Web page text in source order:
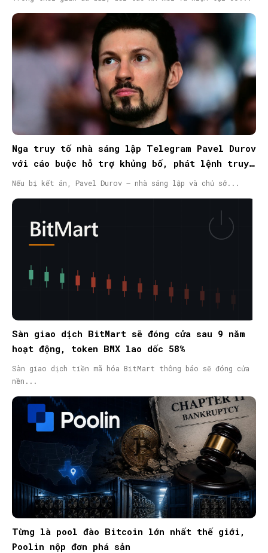
Nga truy tố nhà sáng lập Telegram Pavel Durov
với cáo buộc hỗ trợ khủng bố, phát lệnh truy
nã quốc tế
Nếu bị kết án, Pavel Durov – nhà sáng lập và chủ sở...
Sàn giao dịch BitMart sẽ đóng cửa sau 9 năm
hoạt động, token BMX lao dốc 58%
Sàn giao dịch tiền mã hóa BitMart thông báo sẽ đóng cửa
nền...
Từng là pool đào Bitcoin lớn nhất thế giới,
Poolin nộp đơn phá sản